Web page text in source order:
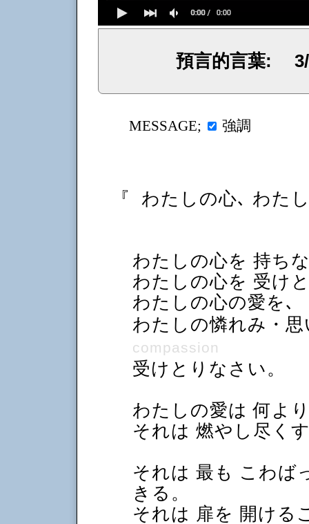
預言的言葉:
MESSAGE; 強調
『 わたしの心､ わた
わたしの心を 持ち
わたしの心を 受け
わたしの心の愛
わたしの憐れみ・
compassion
受けとりなさい。
わたしの愛は 何よ
それは 燃やし尽く
それは 最も こわば
きる。
それは 扉を 開ける